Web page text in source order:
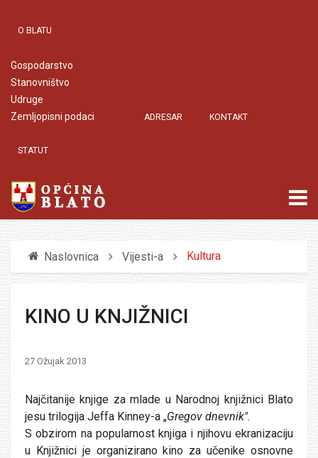
O BLATU
Gospodarstvo
Stanovništvo
Udruge
Zemljopisni podaci
ADRESAR KONTAKT
STATUT
Naslovnica Vijesti-a Kultura
KINO U KNJIŽNICI
27 Ožujak 2013
Najčitanije knjige za mlade u Narodnoj knjižnici Blato
jesu trilogija Jeffa Kinney-a „Gregov dnevnik".
S obzirom na popularnost knjiga i njihovu ekranizaciju
u Knjižnici je organizirano kino za učenike osnovne